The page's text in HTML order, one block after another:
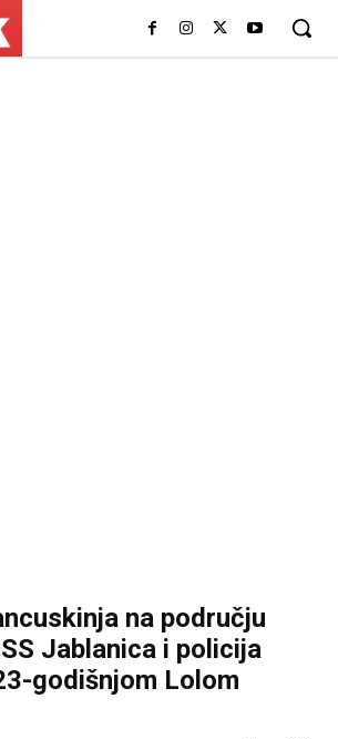
na području
Jablanica i policija
godišnjom Lolom